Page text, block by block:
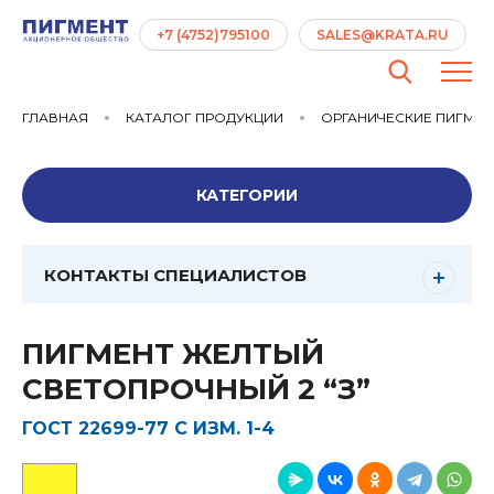
+7 (4752)795100 SALES@KRATA.RU
ГЛАВНАЯ КАТАЛОГ ПРОДУКЦИИ ОРГАНИЧЕСКИЕ
КАТЕГОРИИ
КОНТАКТЫ СПЕЦИАЛИСТОВ
ПИГМЕНТ ЖЕЛТЫЙ
СВЕТОПРОЧНЫЙ 2 “З”
ГОСТ 22699-77 С ИЗМ. 1-4